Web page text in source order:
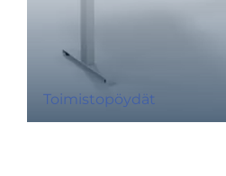
Toimistopöydät